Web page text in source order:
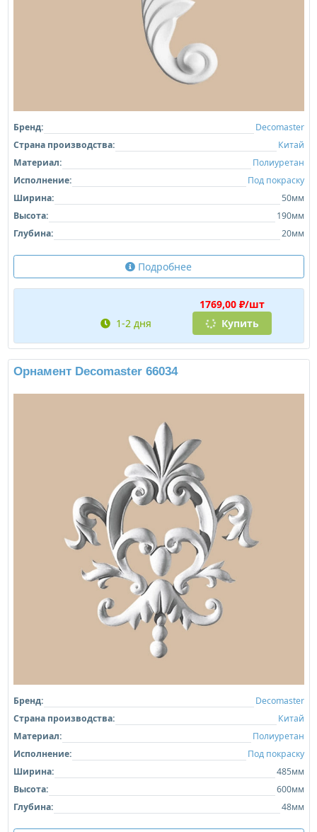
Бренд:
Decomaster
Страна производства:
Китай
Материал:
Полиуретан
Исполнение:
Под покраску
Ширина:
50мм
Высота:
190мм
Глубина:
20мм
Подробнее
1769,00 ₽/шт
1-2 дня
Купить
Орнамент Decomaster 66034
Бренд:
Decomaster
Страна производства:
Китай
Материал:
Полиуретан
Исполнение:
Под покраску
Ширина:
485мм
Высота:
600мм
Глубина:
48мм